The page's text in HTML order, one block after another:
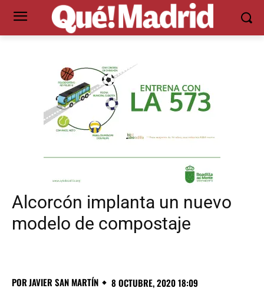
Alcorcón implanta un nuevo
modelo de compostaje
PORJAVIER SAN MARTÍN 8 OCTUBRE, 2020 18:09